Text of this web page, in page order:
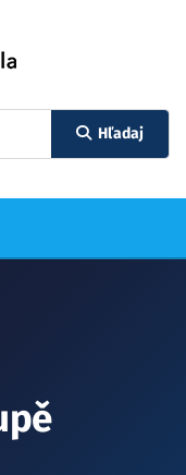
Hľadaj